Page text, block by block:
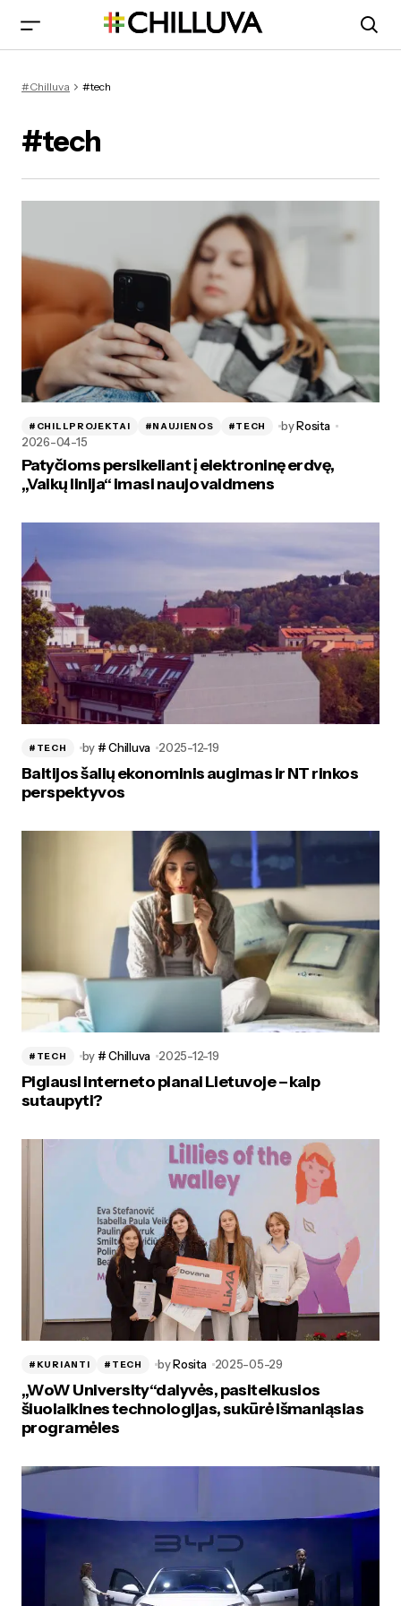
#Chilluva #tech
#tech
#CHILLPROJEKTAI #NAUJIENOS #TECH byRosita
2026-04-15
Patyčioms persikeliant į elektroninę erdvę,
„Vaikų linija“ imasi naujo vaidmens
#TECH by # Chilluva 2025-12-19
Baltijos šalių ekonominis augimas ir NT rinkos
perspektyvos
#TECH by # Chilluva 2025-12-19
Pigiausi interneto planai Lietuvoje – kaip
sutaupyti?
#KURIANTI #TECH byRosita 2025-05-29
„WoW University“dalyvės, pasitelkusios
šiuolaikines technologijas, sukūrė išmaniąsias
programėles